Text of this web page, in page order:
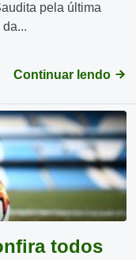
pela última
Continuar lendo
todos